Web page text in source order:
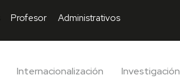
Profesor Administrativos
Internacionalización Investigación